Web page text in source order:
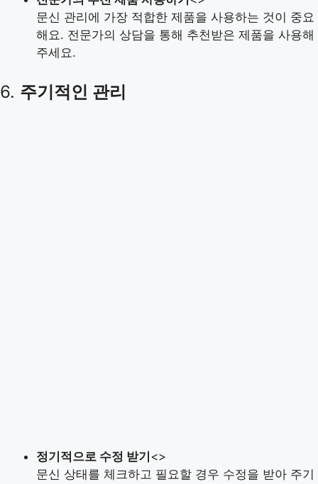
문신 관리에 가장 적합한 제품을 사용하는 것이 중요
해요. 전문가의 상담을 통해 추천받은 제품을 사용해
주세요.
6. 주기적인 관리
정기적으로 수정 받기 <>
문신 상태를 체크하고 필요할 경우 수정을 받아 주기